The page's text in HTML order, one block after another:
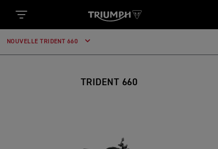
NOUVELLE TRIDENT 660
TRIDENT 660